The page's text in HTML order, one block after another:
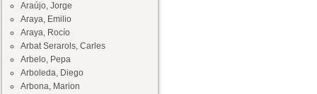
Araújo, Jorge
Araya, Emilio
Araya, Rocío
Arbat Serarols, Carles
Arbelo, Pepa
Arboleda, Diego
Arbona, Marion